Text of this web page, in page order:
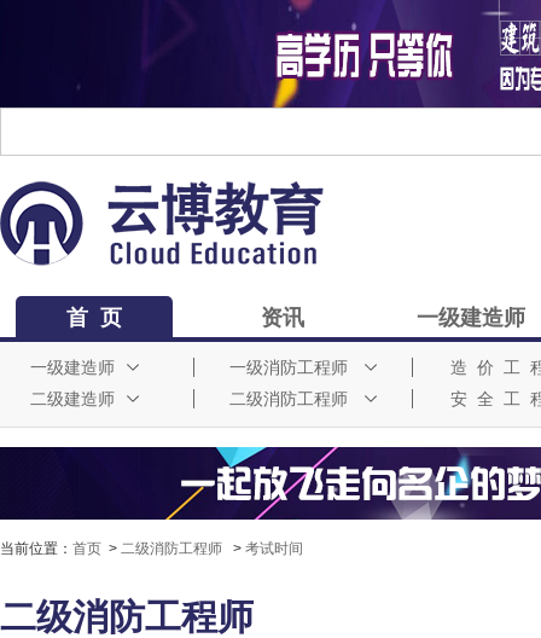
首 页
一级建造师 一级消防工程师
造 价 工
二级建造师
二级消防工程师 安 全 工
资讯 一级建造师
当前位置： 首页 > 二级消防工程师 > 考试时间
二级消防工程师